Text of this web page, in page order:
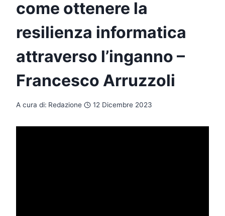
come ottenere la
resilienza informatica
attraverso l’inganno –
Francesco Arruzzoli
A cura di: Redazione 12 Dicembre 2023